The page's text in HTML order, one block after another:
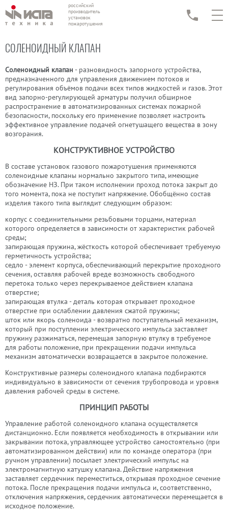
российский
производитель
установок
пожаротушения
СОЛЕНОИДНЫЙ КЛАПАН
Соленоидный клапан - разновидность запорного устройства,
предназначенного для управления движением потоков и
регулирования объёмов подачи всех типов жидкостей и газов. Этот
вид запорно-регулирующей арматуры получил обширное
распространение в автоматизированных системах пожарной
безопасности, поскольку его применение позволяет настроить
эффективное управление подачей огнетушащего вещества в зону
возгорания.
КОНСТРУКТИВНОЕ УСТРОЙСТВО
В составе установок газового пожаротушения применяются
соленоидные клапаны нормально закрытого типа, имеющие
обозначение НЗ. При таком исполнении проход потока закрыт до
того момента, пока не поступит напряжение. Обобщённо состав
изделия такого типа выглядит следующим образом:
корпус с соединительными резьбовыми торцами, материал
которого определяется в зависимости от характеристик рабочей
среды;
запирающая пружина, жёсткость которой обеспечивает требуемую
герметичность устройства;
седло - элемент корпуса, обеспечивающий перекрытие проходного
сечения, оставляя рабочей вреде возможность свободного
перетока только через перекрываемое действием клапана
отверстие;
запирающая втулка - деталь которая открывает проходное
отверстие при ослаблении давления сжатой пружины;
шток или якорь соленоида - возвратно поступательный механизм,
который при поступлении электрического импульса заставляет
пружину разжиматься, перемещая запорную втулку в требуемое
для работы положение, при прекращении подачи импульса
механизм автоматически возвращается в закрытое положение.
Конструктивные размеры соленоидного клапана подбираются
индивидуально в зависимости от сечения трубопровода и уровня
давления рабочей среды в системе.
ПРИНЦИП РАБОТЫ
Управление работой соленоидного клапана осуществляется
дистанционно. Если появляется необходимость в открывании или
закрывании потока, управляющее устройство самостоятельно (при
автоматизированном действии) или по команде оператора (при
ручном управлении) посылает электрический импульс на
электромагнитную катушку клапана. Действие напряжения
заставляет сердечник переместиться, открывая проходное сечение
потока. После прекращения подачи импульса и, соответственно,
отключения напряжения, сердечник автоматически перемещается в
исходное положение.